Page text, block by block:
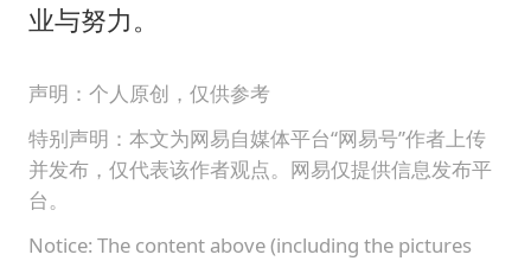
业与努力。
声明：个人原创，仅供参考
特别声明：本文为网易自媒体平台“网易号”作者上传
并发布，仅代表该作者观点。网易仅提供信息发布平
台。
Notice: The content above (including the pictures